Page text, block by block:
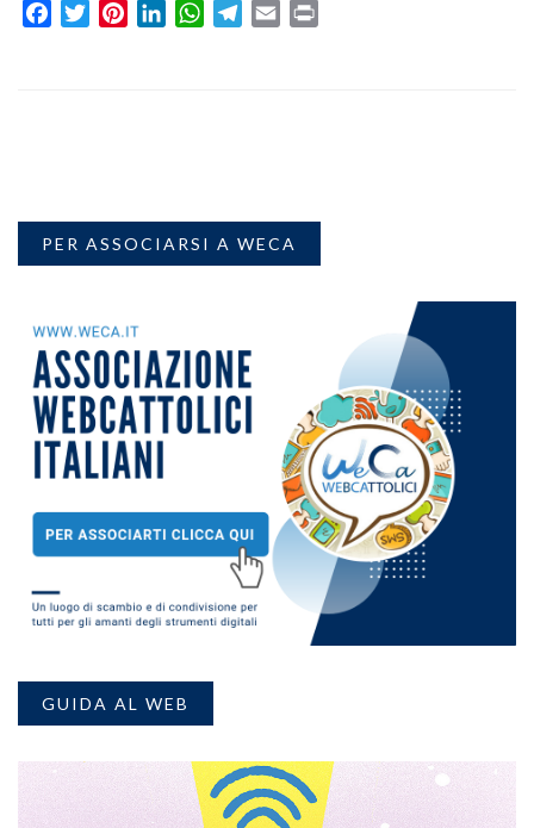
FacebookTwitterPinterestLinkedInWhatsAppTelegram
Email
PER ASSOCIARSI A WECA
GUIDA AL WEB